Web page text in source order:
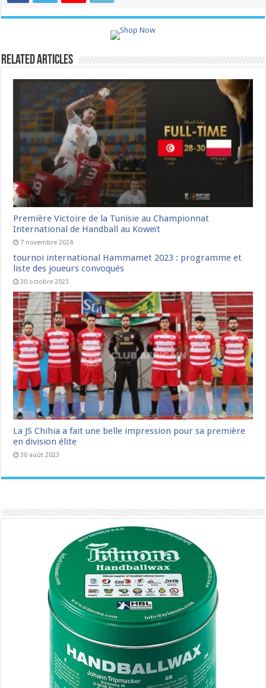
Related Articles
Première Victoire de la Tunisie au Championnat
International de Handball au Koweït
7 novembre 2024
tournoi international Hammamet 2023 : programme et
liste des joueurs convoqués
30 octobre 2023
La JS Chihia a fait une belle impression pour sa première
en division élite
30 août 2023